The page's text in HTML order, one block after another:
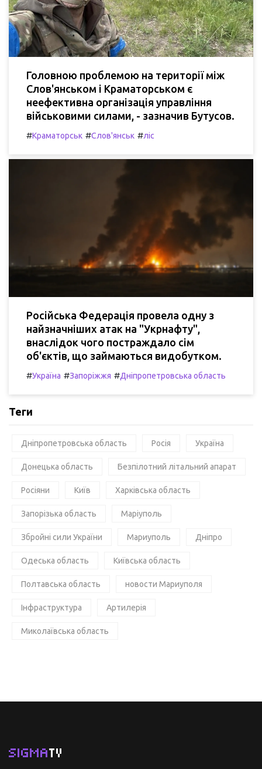
Головною проблемою на території між
Слов'янськом і Краматорськом є
неефективна організація управління
військовими силами, - зазначив Бутусов.
#Краматорськ #Слов'янськ #ліс
Російська Федерація провела одну з
найзначніших атак на "Укрнафту",
внаслідок чого постраждало сім
об'єктів, що займаються видобутком.
#Україна #Запоріжжя #Дніпропетровська область
Теги
Дніпропетровська область Росія Україна
Донецька область Безпілотний літальний апарат
Росіяни Київ Харківська область
Запорізька область Маріуполь
Збройні сили України Мариуполь Дніпро
Одеська область Київська область
Полтавська область новости Мариуполя
Інфраструктура Артилерія
Миколаївська область
SIGMATV